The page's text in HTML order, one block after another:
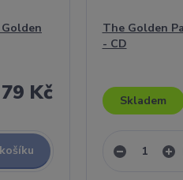
79 Kč
The Golden
- CD
Skladem